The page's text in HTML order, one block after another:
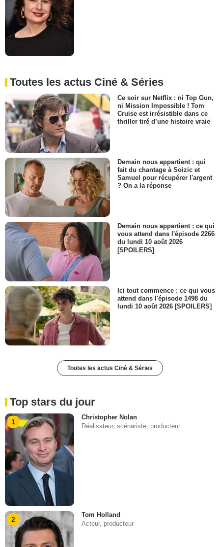
Toutes les actus Ciné & Séries
Ce soir sur Netflix : ni Top Gun,
ni Mission Impossible ! Tom
Cruise est irrésistible dans ce
thriller tiré d’une histoire vraie
Demain nous appartient : qui
fait du chantage à Soizic et
Samuel pour récupérer l'argent
? On a la réponse
Demain nous appartient : ce qui
vous attend dans l'épisode 2266
du lundi 10 août 2026
[SPOILERS]
Ici tout commence : ce qui vous
attend dans l'épisode 1498 du
lundi 10 août 2026 [SPOILERS]
Toutes les actus Ciné & Séries
Top stars du jour
1
Christopher Nolan
Réalisateur, scénariste, producteur
2
Tom Holland
Acteur, producteur